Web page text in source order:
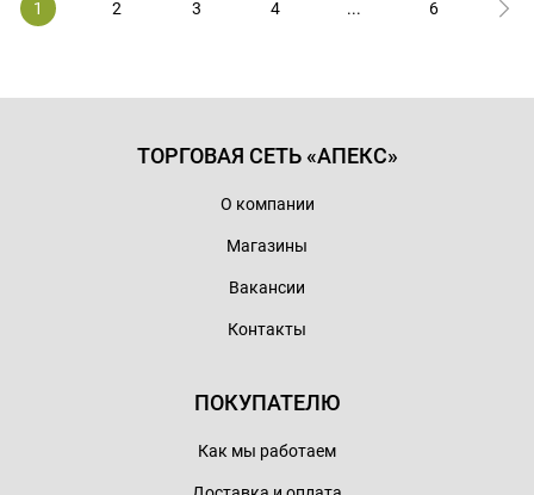
1 2 3 4 ... 6
ТОРГОВАЯ СЕТЬ «АПЕКС»
О компании
Магазины
Вакансии
Контакты
ПОКУПАТЕЛЮ
Как мы работаем